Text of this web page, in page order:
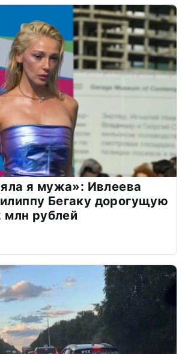
я мужа»: Ивлеева
Бегаку дорогущую
млн рублей